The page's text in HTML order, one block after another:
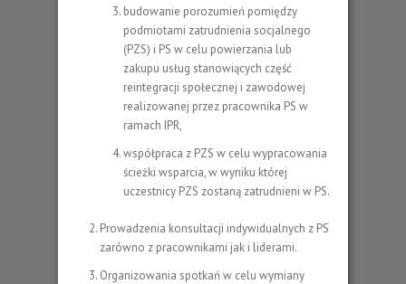
budowanie porozumień pomiędzy
podmiotami zatrudnienia socjalnego
(PZS) i PS w celu powierzania lub
zakupu usług stanowiących część
reintegracji społecznej i zawodowej
realizowanej przez pracownika PS w
ramach IPR,
współpraca z PZS w celu wypracowania
ścieżki wsparcia, w wyniku której
uczestnicy PZS zostaną zatrudnieni w PS.
Prowadzenia konsultacji indywidualnych z PS
zarówno z pracownikami jak i liderami.
Organizowania spotkań w celu wymiany